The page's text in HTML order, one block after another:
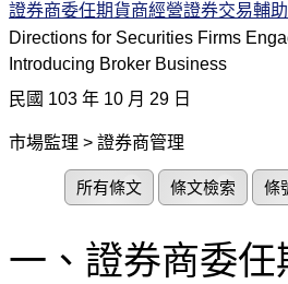
證券商委任期貨商經營證券交易輔
Directions for Securities Firms
Introducing Broker Business
民國 103 年 10 月 29 日
市場監理 > 證券商管理
所有條文 條文檢索 條
一、證券商委